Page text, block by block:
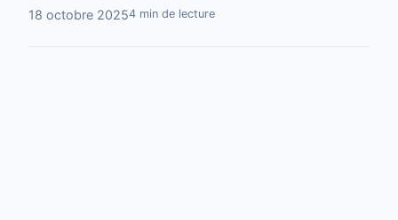
18 octobre 20254 min de lecture